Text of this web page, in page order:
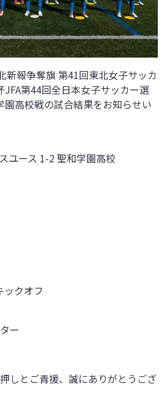
新報争奪旗 第41回東北女子サッカ
JFA第44回全日本女子サッカー選
園高校戦の試合結果をお知らせい
ユース 1-2 聖和学園高校
ックオフ
ー
しとご青援、誠にありがとうござ